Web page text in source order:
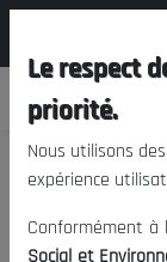
Le respect
priorité.
Nous utilisons
expérience
Conformément à
Social et